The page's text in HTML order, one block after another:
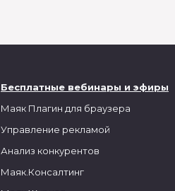
Бесплатные вебинары и эфиры
Маяк Плагин для браузера
Управление рекламой
Анализ конкурентов
Маяк.Консалтинг